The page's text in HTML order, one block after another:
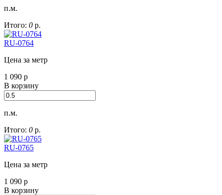
п.м.
Итого: 0 р.
RU-0764
Цена за метр
1 090 р
В корзину
п.м.
Итого: 0 р.
RU-0765
Цена за метр
1 090 р
В корзину